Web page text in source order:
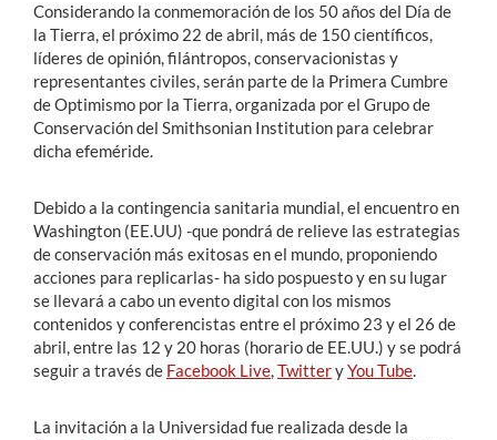
Alumni
English
Considerando la conmemoración de los 50 años del Día de
la Tierra, el próximo 22 de abril, más de 150 científicos,
líderes de opinión, filántropos, conservacionistas y
representantes civiles, serán parte de la Primera Cumbre
de Optimismo por la Tierra, organizada por el Grupo de
Conservación del Smithsonian Institution para celebrar
dicha efeméride.
Debido a la contingencia sanitaria mundial, el encuentro en
Washington (EE.UU) -que pondrá de relieve las estrategias
de conservación más exitosas en el mundo, proponiendo
acciones para replicarlas- ha sido pospuesto y en su lugar
se llevará a cabo un evento digital con los mismos
contenidos y conferencistas entre el próximo 23 y el 26 de
abril, entre las 12 y 20 horas (horario de EE.UU.) y se podrá
seguir a través de Facebook Live,TwitteryYou Tube.
La invitación a la Universidad fue realizada desde la